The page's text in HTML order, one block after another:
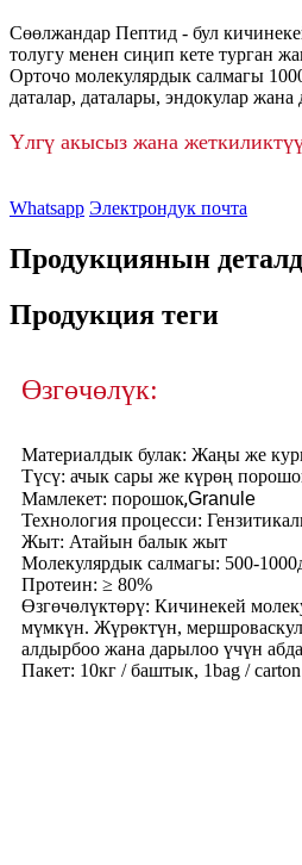
Сөөлжандар Пептид - бул
толугу менен сиңип кете турган
Орточо молекулярдык салмагы
даталар, даталары, эндокулар
Үлгү акысыз жана
Whatsapp Электрондук почта
Продукциянын
Продукция теги
Өзгөчөлүк:
Материалдык булак: Жаңы же
Түсү: ачык сары же күрөң
Мамлекет: порошок,Granule
Технология процесси:
Жыт: Атайын балык жыт
Молекулярдык салмагы: 500-
Протеин: ≥ 80%
Өзгөчөлүктөрү: Кичинекей
мүмкүн. Жүрөктүн,
алдырбоо жана дарылоо үчүн
Пакет: 10кг / баштык, 1bag /